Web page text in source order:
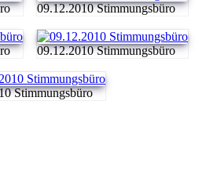
09.12.2010 Stimmungsbüro
09.12.2010 Stimmungsbüro
Stimmungsbüro